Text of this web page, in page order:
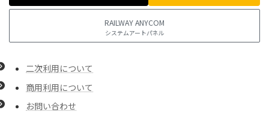
RAILWAY ANYCOM
システムアートパネル
二次利用について
商用利用について
お問い合わせ